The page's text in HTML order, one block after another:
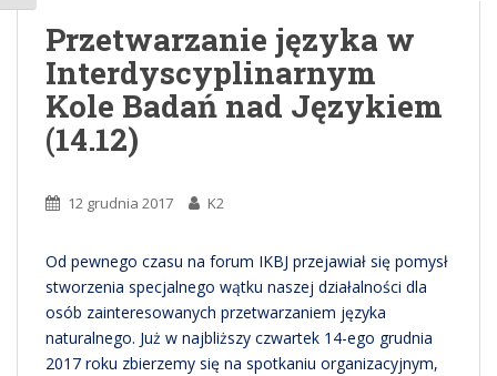
Przetwarzanie języka w
Interdyscyplinarnym
Kole Badań nad Językiem
(14.12)
12 grudnia 2017 K2
Od pewnego czasu na forum IKBJ przejawiał się pomysł
stworzenia specjalnego wątku naszej działalności dla
osób zainteresowanych przetwarzaniem języka
naturalnego. Już w najbliższy czwartek 14-ego grudnia
2017 roku zbierzemy się na spotkaniu organizacyjnym,